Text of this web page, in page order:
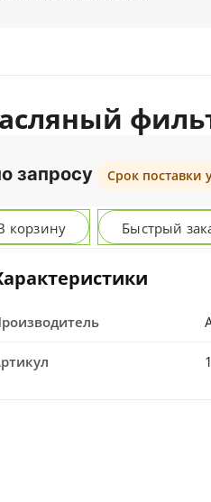
запросу Срок поставки
корзину Быстрый